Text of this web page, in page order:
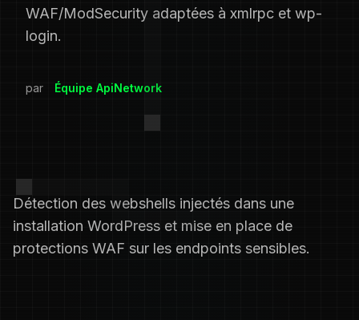
WAF/ModSecurity adaptées à xmlrpc et wp-
login.
par Équipe ApiNetwork
Détection des webshells injectés dans une
installation WordPress et mise en place de
protections WAF sur les endpoints sensibles.